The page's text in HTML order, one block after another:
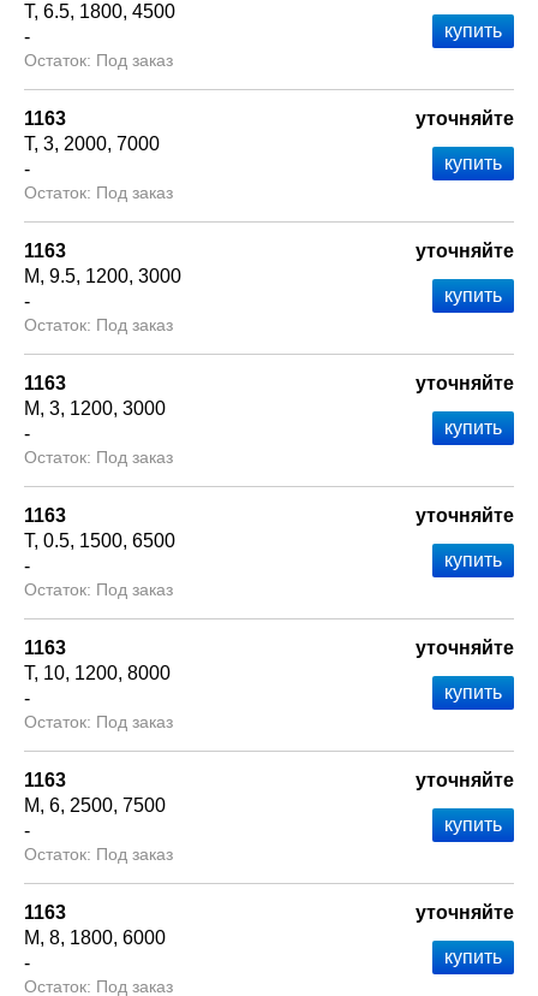
Т 6.5 1800 4500
-
Под заказ
1163
Т 3 2000 7000
-
Под заказ
уточняйте
1163
М 9.5 1200 3000
-
Под заказ
уточняйте
1163
М 3 1200 3000
-
Под заказ
уточняйте
1163
Т 0.5 1500 6500
-
Под заказ
уточняйте
1163
Т 10 1200 8000
-
Под заказ
уточняйте
1163
М 6 2500 7500
-
Под заказ
уточняйте
1163
М 8 1800 6000
-
Под заказ
уточняйте